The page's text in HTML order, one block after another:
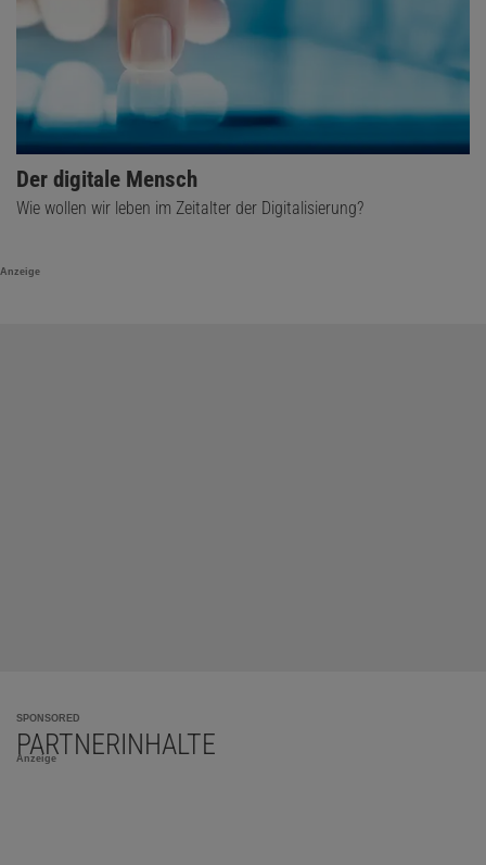
Der digitale Mensch
Wie wollen wir leben im Zeitalter der Digitalisierung?
Anzeige
SPONSORED
PARTNERINHALTE
Anzeige